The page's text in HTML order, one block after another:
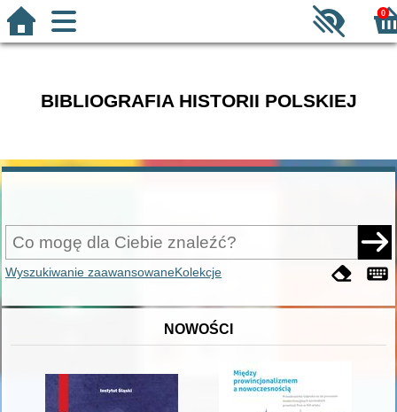
0
BIBLIOGRAFIA HISTORII POLSKIEJ
Wyszukiwanie zaawansowaneKolekcje
NOWOŚCI